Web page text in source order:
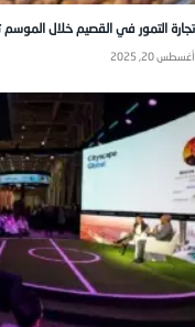
تجارة التمور في القصيم خلال
أغسطس 20, 2025